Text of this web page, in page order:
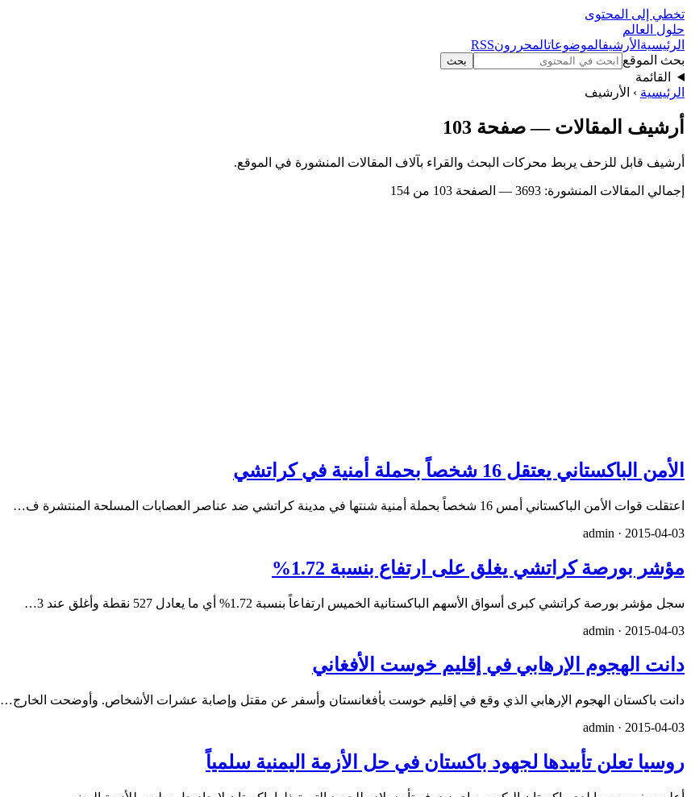
تخطي إلى المحتوى
حلول العالم
الرئيسية الأرشيفالموضوعاتالمحررونRSS
بحث الموقع
بحث
القائمة
الرئيسية › الأرشيف
أرشيف المقالات — صفحة 103
أرشيف قابل للزحف يربط محركات البحث والقراء بآلاف المقالات المنشورة في الموقع.
إجمالي المقالات المنشورة: 3693 — الصفحة 103 من 154
الأمن الباكستاني يعتقل 16 شخصاً بحملة أمنية في كراتشي
اعتقلت قوات الأمن الباكستاني أمس 16 شخصاً بحملة أمنية شنتها في مدينة كراتشي ضد عناصر العصابات المسلحة المنتشرة ف…
admin · 2015-04-03
مؤشر بورصة كراتشي يغلق على ارتفاع بنسبة 1.72%
سجل مؤشر بورصة كراتشي كبرى أسواق الأسهم الباكستانية الخميس ارتفاعاً بنسبة 1.72% أي ما يعادل 527 نقطة وأغلق عند 3…
admin · 2015-04-03
دانت الهجوم الإرهابي في إقليم خوست الأفغاني
دانت باكستان الهجوم الإرهابي الذي وقع في إقليم خوست بأفغانستان وأسفر عن مقتل وإصابة عشرات الأشخاص. وأوضحت الخارج…
admin · 2015-04-03
روسيا تعلن تأييدها لجهود باكستان في حل الأزمة اليمنية سلمياً